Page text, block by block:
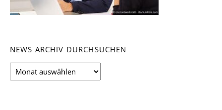
NEWS ARCHIV DURCHSUCHEN
News
Archiv